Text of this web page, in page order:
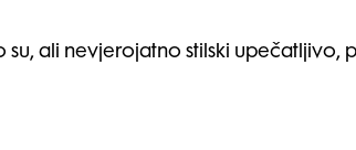
ali nevjerojatno stilski upečatljivo,